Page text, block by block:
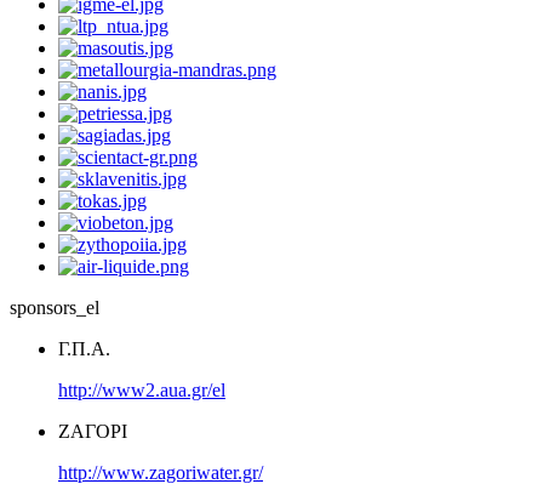
sponsors_el
Γ.Π.Α.
http://www2.aua.gr/el
ΖΑΓΟΡΙ
http://www.zagoriwater.gr/